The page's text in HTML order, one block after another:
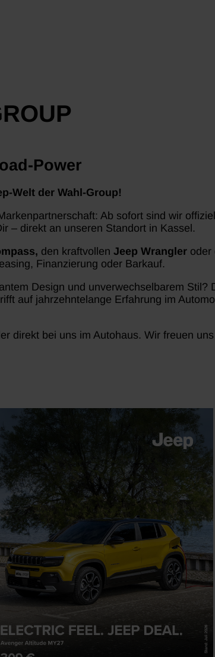
Power
Welt der Wahl-Group!
Ab sofort sind wir
– direkt an unseren Standort in Kassel.
den kraftvollen Jeep Wrangler oder
Finanzierung oder Barkauf.
Design und unverwechselbarem Stil?
auf jahrzehntelange Erfahrung im
direkt bei uns im Autohaus. Wir freuen